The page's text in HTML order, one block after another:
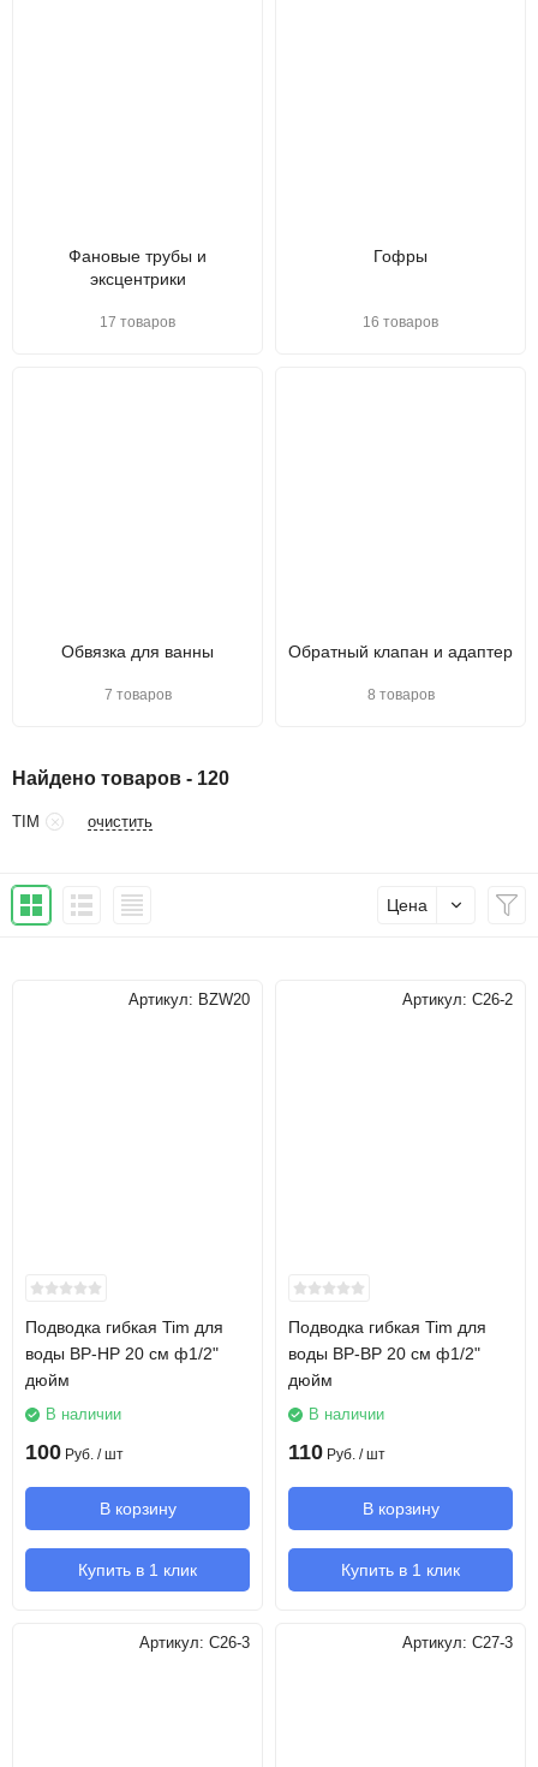
Фановые трубы и
эксцентрики
17 товаров
Гофры
16 товаров
Обвязка для ванны
7 товаров
Обратный клапан и адаптер
8 товаров
Найдено товаров - 120
TIM очистить
Цена
Артикул: BZW20
Подводка гибкая Tim для
воды ВР-НР 20 см ф1/2"
дюйм
В наличии
100 Руб. / шт
В корзину
Купить в 1 клик
Артикул: C26-2
Подводка гибкая Tim для
воды ВР-ВР 20 см ф1/2"
дюйм
В наличии
110 Руб. / шт
В корзину
Купить в 1 клик
Артикул: C26-3 Артикул: C27-3